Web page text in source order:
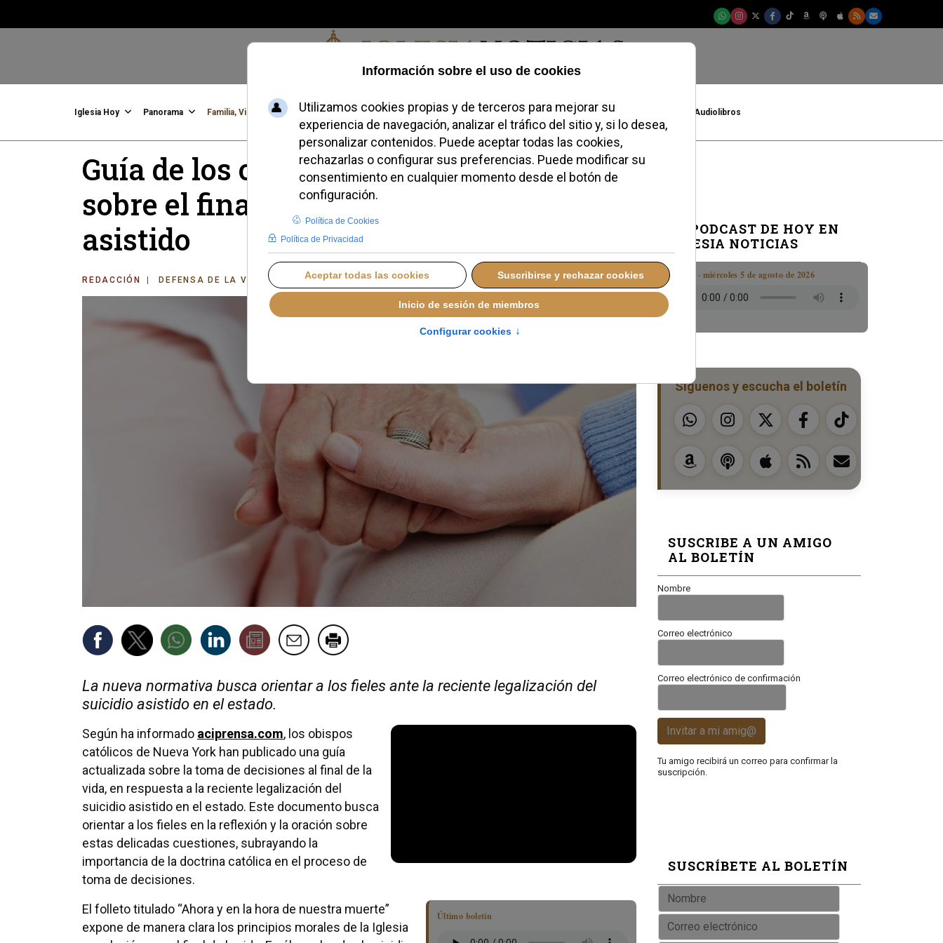
Viernes, 07 de agosto de 2026
Iglesia Hoy Panorama Familia, Vida, Identidad Credofobiómetro Blogs Temas Buscar #JovenesConFe Podcast Audiolibros
Guía de los obispos de Nueva York
sobre el final de la vida y el suicidio
asistido
REDACCIÓN DEFENSA DE LA VIDA JUEVES, 23 ABRIL 2026 09:32
La nueva normativa busca orientar a los fieles ante la reciente legalización del
suicidio asistido en el estado.
Según ha informado aciprensa.com, los obispos
católicos de Nueva York han publicado una guía
actualizada sobre la toma de decisiones al final de la
vida, en respuesta a la reciente legalización del
suicidio asistido en el estado. Este documento busca
orientar a los fieles en la reflexión y la oración sobre
estas delicadas cuestiones, subrayando la
importancia de la doctrina católica en el proceso de
toma de decisiones.
Último boletín
El folleto titulado “Ahora y en la hora de nuestra muerte”
expone de manera clara los principios morales de la Iglesia
EL PODCAST DE HOY EN
IGLESIA NOTICIAS
Boletín · miércoles 5 de agosto de 2026
Síguenos y escucha el boletín
SUSCRIBE A UN AMIGO
AL BOLETÍN
Nombre
Correo electrónico
Correo electrónico de confirmación
Invitar a mi amig@
Tu amigo recibirá un correo para confirmar la
suscripción.
SUSCRÍBETE AL BOLETÍN